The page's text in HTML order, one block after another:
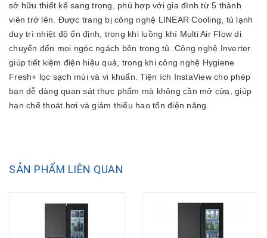
sở hữu thiết kế sang trọng, phù hợp với gia đình từ 5 thành
viên trở lên. Được trang bị công nghệ LINEAR Cooling, tủ lạnh
duy trì nhiệt độ ổn định, trong khi luồng khí Multi Air Flow di
chuyển đến mọi ngóc ngách bên trong tủ. Công nghệ Inverter
giúp tiết kiệm điện hiệu quả, trong khi công nghệ Hygiene
Fresh+ lọc sạch mùi và vi khuẩn. Tiện ích InstaView cho phép
bạn dễ dàng quan sát thực phẩm mà không cần mở cửa, giúp
hạn chế thoát hơi và giảm thiểu hao tổn điện năng.
SẢN PHẨM LIÊN QUAN